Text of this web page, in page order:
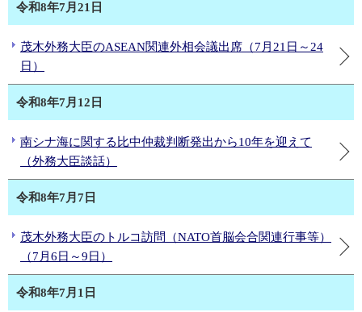
令和8年7月21日
茂木外務大臣のASEAN関連外相会議出席（7月21日～24
日）
令和8年7月12日
南シナ海に関する比中仲裁判断発出から10年を迎えて
（外務大臣談話）
令和8年7月7日
茂木外務大臣のトルコ訪問（NATO首脳会合関連行事等）
（7月6日～9日）
令和8年7月1日